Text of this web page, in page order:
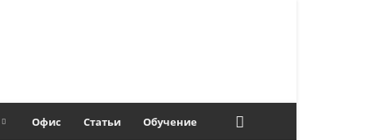
Офис Статьи Обучение